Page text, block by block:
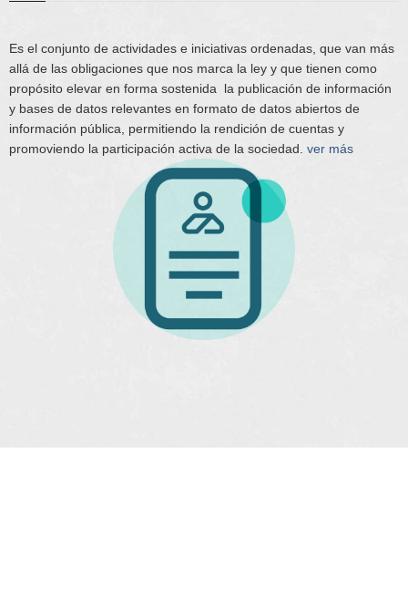
Es el conjunto de actividades e iniciativas ordenadas, que van más
allá de las obligaciones que nos marca la ley y que tienen como
propósito elevar en forma sostenida la publicación de información
y bases de datos relevantes en formato de datos abiertos de
información pública, permitiendo la rendición de cuentas y
promoviendo la participación activa de la sociedad. ver más